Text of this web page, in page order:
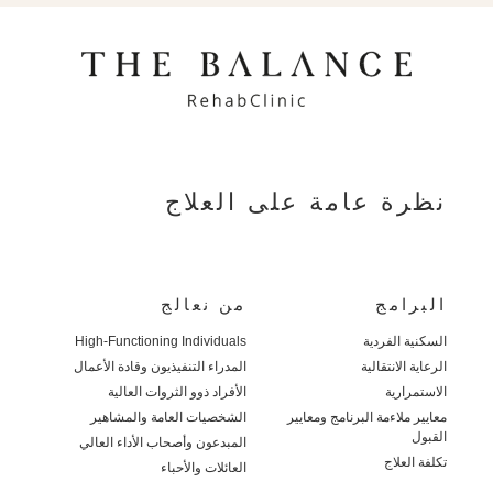
نظرة عامة على العلاج
البرامج
السكنية الفردية
الرعاية الانتقالية
الاستمرارية
معايير ملاءمة البرنامج ومعايير
القبول
تكلفة العلاج
من نعالج
High-Functioning Individuals
المدراء التنفيذيون وقادة الأعمال
الأفراد ذوو الثروات العالية
الشخصيات العامة والمشاهير
المبدعون وأصحاب الأداء العالي
العائلات والأحباء